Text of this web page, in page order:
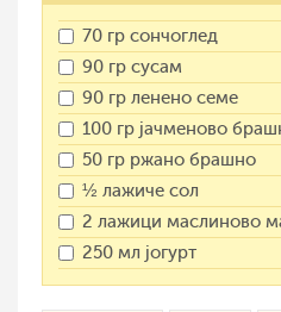
70 гр сончоглед
90 гр сусам
90 гр ленено семе
100 гр јачменово
50 гр ржано брашно
½ лажиче сол
2 лажици маслиново
250 мл јогурт